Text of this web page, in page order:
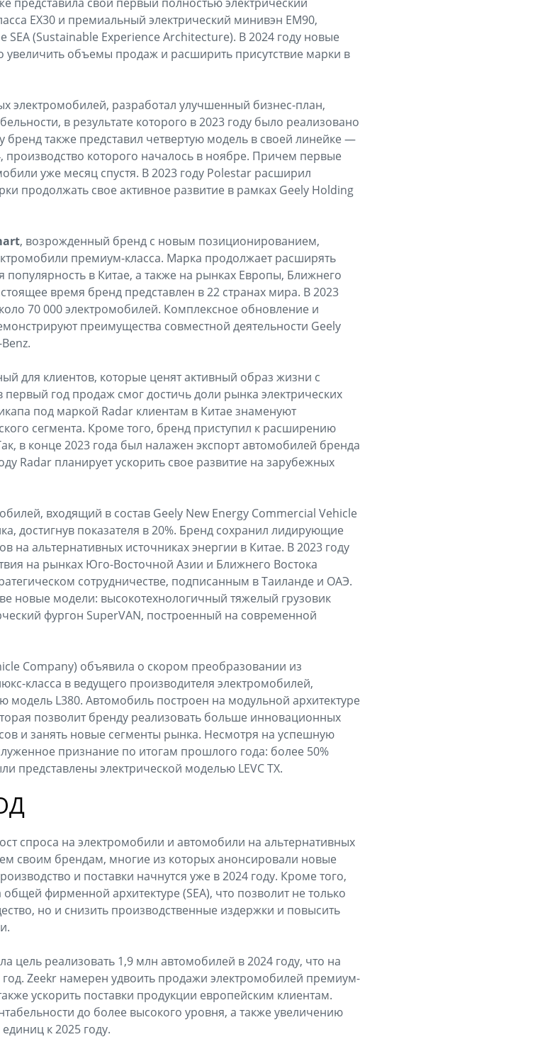
EX30 и премиальный электрический минивэн EM90,
SEA (Sustainable Experience Architecture). В 2024 году новые
увеличить объемы продаж и расширить присутствие марки в
электромобилей, разработал улучшенный бизнес-план,
в результате которого в 2023 году было реализовано
также представил четвертую модель в своей линейке —
которого началось в ноябре. Причем первые
уже месяц спустя. В 2023 году Polestar расширил
продолжать свое активное развитие в рамках Geely Holding
, возрожденный бренд с новым позиционированием,
премиум-класса. Марка продолжает расширять
популярность в Китае, а также на рынках Европы, Ближнего
время бренд представлен в 22 странах мира. В 2023
70 000 электромобилей. Комплексное обновление и
преимущества совместной деятельности Geely
для клиентов, которые ценят активный образ жизни с
год продаж смог достичь доли рынка электрических
под маркой Radar клиентам в Китае знаменуют
сегмента. Кроме того, бренд приступил к расширению
в конце 2023 года был налажен экспорт автомобилей бренда
Radar планирует ускорить свое развитие на зарубежных
входящий в состав Geely New Energy Commercial Vehicle
достигнув показателя в 20%. Бренд сохранил лидирующие
на альтернативных источниках энергии в Китае. В 2023 году
на рынках Юго-Восточной Азии и Ближнего Востока
сотрудничестве, подписанным в Таиланде и ОАЭ.
новые модели: высокотехнологичный тяжелый грузовик
фургон SuperVAN, построенный на современной
Company) объявила о скором преобразовании из
класса в ведущего производителя электромобилей,
модель L380. Автомобиль построен на модульной архитектуре
позволит бренду реализовать больше инновационных
и занять новые сегменты рынка. Несмотря на успешную
признание по итогам прошлого года: более 50%
представлены электрической моделью LEVC TX.
спроса на электромобили и автомобили на альтернативных
своим брендам, многие из которых анонсировали новые
и поставки начнутся уже в 2024 году. Кроме того,
фирменной архитектуре (SEA), что позволит не только
но и снизить производственные издержки и повысить
цель реализовать 1,9 млн автомобилей в 2024 году, что на
Zeekr намерен удвоить продажи электромобилей премиум-
ускорить поставки продукции европейским клиентам.
до более высокого уровня, а также увеличению
к 2025 году.